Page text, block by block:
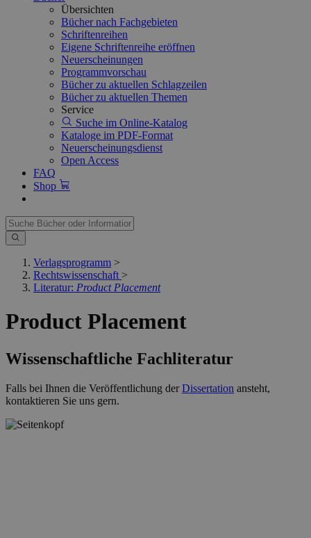
Übersichten
Bücher nach Fachgebieten
Schriftenreihen
Eigene Schriftenreihe eröffnen
Neuerscheinungen
Programmvorschau
Bücher zu aktuellen Schlagzeilen
Bücher zu aktuellen Themen
Service
Suche im Online-Katalog
Kataloge im PDF-Format
Neuerscheinungsdienst
Open Access
FAQ
Shop
Verlagsprogramm >
Rechtswissenschaft >
Literatur: Product Placement
Product Placement
Wissenschaftliche Fachliteratur
Falls bei Ihnen die Veröffentlichung derDissertation ansteht,
kontaktieren Sie uns gern.